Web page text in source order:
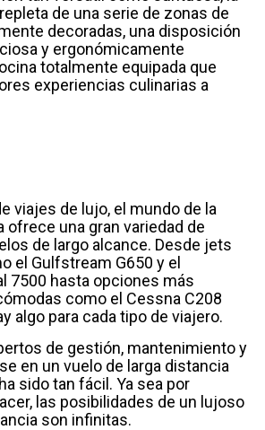
de una serie de zonas de
decoradas, una disposición
y ergonómicamente
totalmente equipada que
experiencias culinarias a
viajes de lujo, el mundo de la
ofrece una gran variedad de
de largo alcance. Desde jets
el Gulfstream G650 y el
7500 hasta opciones más
como el Cessna C208
algo para cada tipo de viajero.
de gestión, mantenimiento y
en un vuelo de larga distancia
sido tan fácil. Ya sea por
las posibilidades de un lujoso
son infinitas.